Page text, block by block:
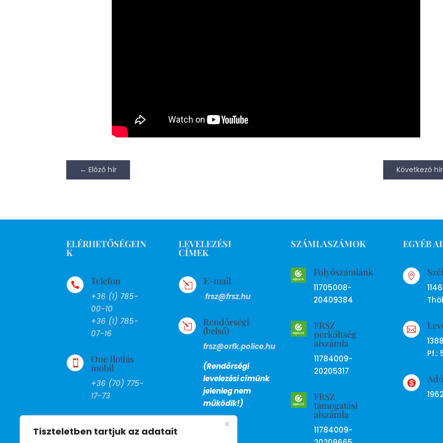
Tiszteletben tartjuk az adatait
←Előző hír Következő hír
ELÉRHETŐSÉGEIN
K
 Telefon
+36 (1) 785-
00-10
+36 (1) 785-
07-16
 One flottás
mobil
+36 (70) 775-
17-73
+36 (1) 799-
LEVELEZÉSI
CÍMEK
l E-mail
frsz@frsz.hu
l Rendőrségi
(belső)
frsz@orfk.police.hu
(Rendőrségi
levelezési címünk
jelenleg nem
működik!)
SZÁMLASZÁMOK
Folyószámlánk
11705008-
20409384
FRSZ
perköltség
alszámla
11784009-
20205317
FRSZ
támogatási
alszámla
11784009-
EGYÉB


Pf.:
